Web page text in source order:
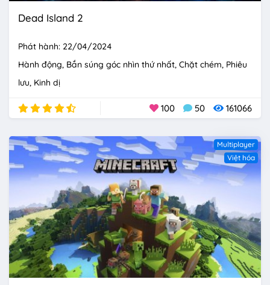
Dead Island 2
Phát hành: 22/04/2024
Hành động Bắn súng góc nhìn thứ nhất Chặt chém Phiêu
lưu Kinh dị
100 50 161066
Multiplayer
Việt hóa